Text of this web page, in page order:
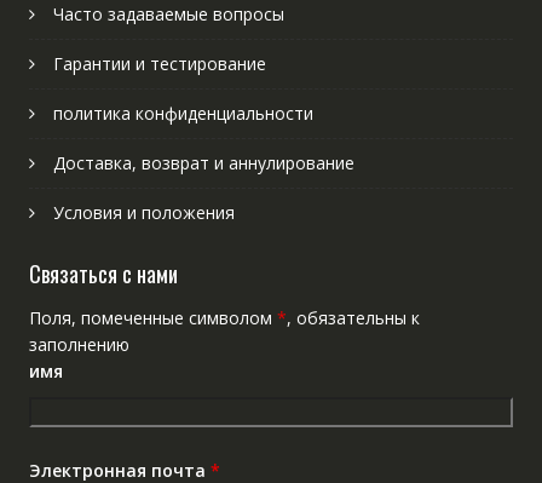
Часто задаваемые вопросы
Гарантии и тестирование
политика конфиденциальности
Доставка, возврат и аннулирование
Условия и положения
Связаться с нами
Поля, помеченные символом *, обязательны к
заполнению
имя
Электронная почта *